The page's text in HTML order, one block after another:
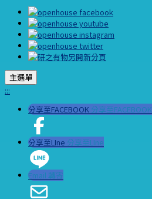
主選單
:::
分享至FACEBOOK 分享至FACEBOOK
分享至LIne 分享至LIne
Email 轉寄